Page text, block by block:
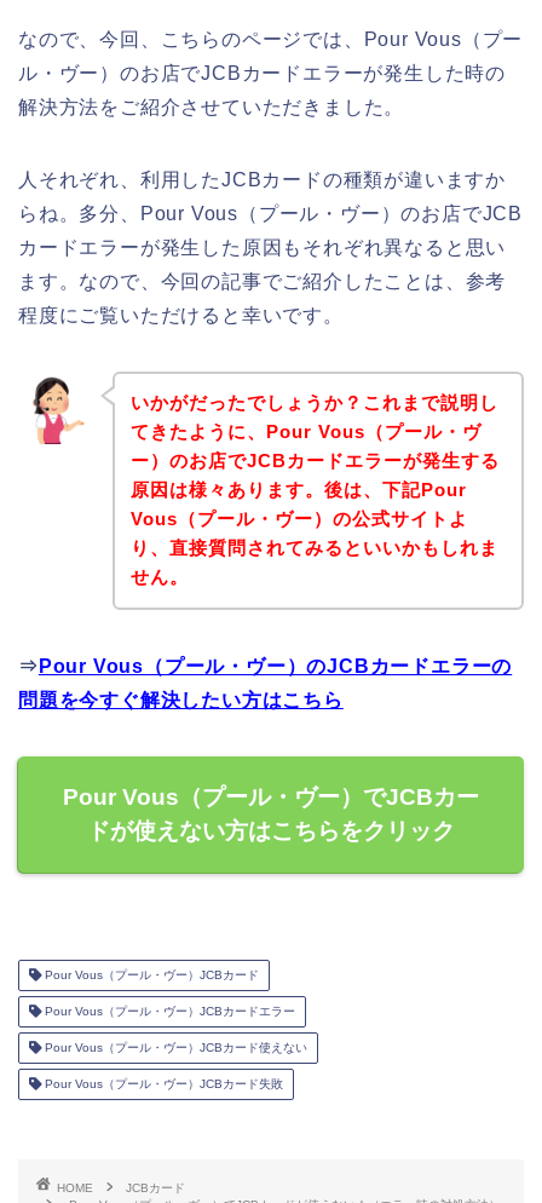
なので、今回、こちらのページでは、Pour Vous（プー
ル・ヴー）のお店でJCBカードエラーが発生した時の
解決方法をご紹介させていただきました。
人それぞれ、利用したJCBカードの種類が違いますか
らね。多分、Pour Vous（プール・ヴー）のお店でJCB
カードエラーが発生した原因もそれぞれ異なると思い
ます。なので、今回の記事でご紹介したことは、参考
程度にご覧いただけると幸いです。
いかがだったでしょうか？これまで説明し
てきたように、Pour Vous（プール・ヴ
ー）のお店でJCBカードエラーが発生する
原因は様々あります。後は、下記Pour
Vous（プール・ヴー）の公式サイトよ
り、直接質問されてみるといいかもしれま
せん。
⇒ Pour Vous（プール・ヴー）のJCBカードエラーの
問題を今すぐ解決したい方はこちら
Pour Vous（プール・ヴー）でJCBカー
ドが使えない方はこちらをクリック
Pour Vous（プール・ヴー）JCBカード
Pour Vous（プール・ヴー）JCBカードエラー
Pour Vous（プール・ヴー）JCBカード使えない
Pour Vous（プール・ヴー）JCBカード失敗
HOME
JCBカード